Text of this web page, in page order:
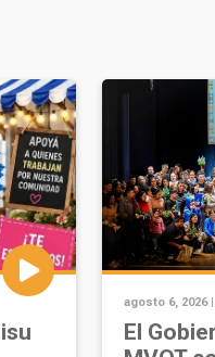
agosto 6, 2026 |
El